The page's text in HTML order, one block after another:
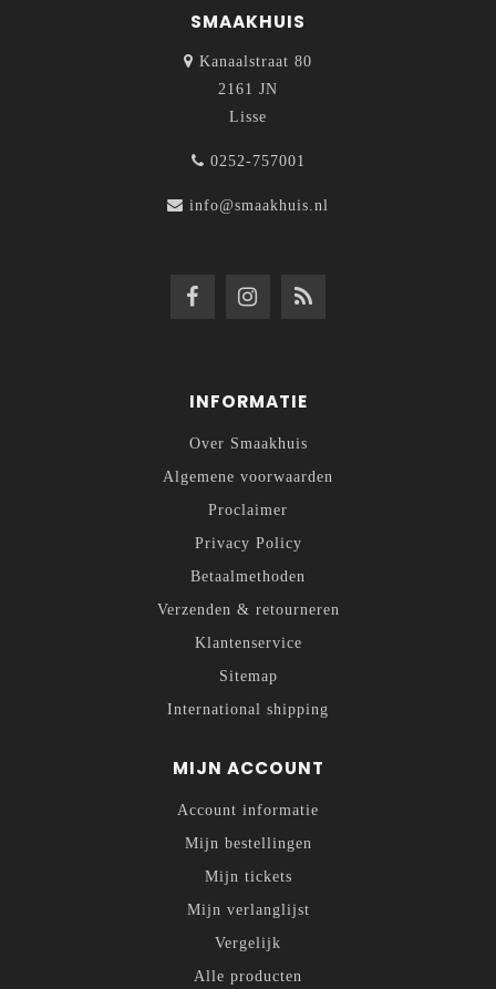
SMAAKHUIS
Kanaalstraat 80
2161 JN
Lisse
0252-757001
info@smaakhuis.nl
INFORMATIE
Over Smaakhuis
Algemene voorwaarden
Proclaimer
Privacy Policy
Betaalmethoden
Verzenden & retourneren
Klantenservice
Sitemap
International shipping
MIJN ACCOUNT
Account informatie
Mijn bestellingen
Mijn tickets
Mijn verlanglijst
Vergelijk
Alle producten